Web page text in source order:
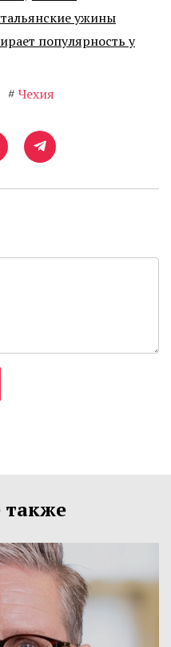
ужины
популярность у
# Чехия
также